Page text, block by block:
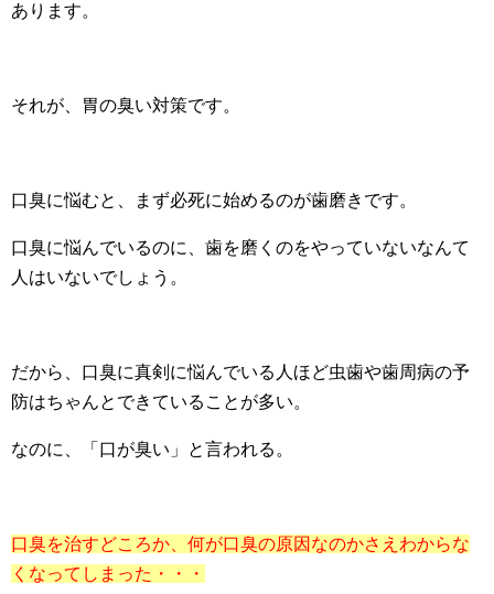
あります。
それが、胃の臭い対策です。
口臭に悩むと、まず必死に始めるのが歯磨きです。
口臭に悩んでいるのに、歯を磨くのをやっていないなんて
人はいないでしょう。
だから、口臭に真剣に悩んでいる人ほど虫歯や歯周病の予
防はちゃんとできていることが多い。
なのに、「口が臭い」と言われる。
口臭を治すどころか、何が口臭の原因なのかさえわからな
くなってしまった・・・